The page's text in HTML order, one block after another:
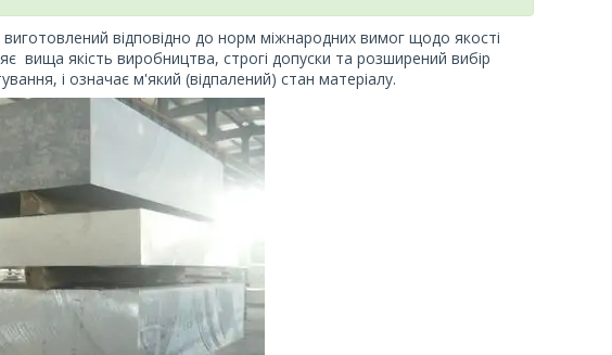
виготовлений відповідно до норм міжнародних вимог щодо якості
вища якість виробництва, строгі допуски та розширений вибір
і означає м'який (відпалений) стан матеріалу.